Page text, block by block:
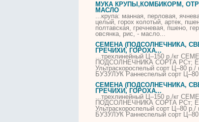
МУКА КРУПЫ,КОМБИКОРМ,
МАСЛО
...крупа: манная, перловая,
целый, горох колотый, артек,
полтавская, гречневая, пшено,
овсянка, рис, - масло...
СЕМЕНА (ПОДСОЛНЕЧНИКА,
ГРЕЧИХИ, ГОРОХА...
...трехлинейный Ц–150 р./кг
ПОДСОЛНЕЧНИКА СОРТА РСт;
Ультраскороспелый сорт Ц–80 р./
БУЗУЛУК Раннеспелый сорт
СЕМЕНА (ПОДСОЛНЕЧНИКА,
ГРЕЧИХИ, ГОРОХА...
...трехлинейный Ц–150 р./кг
ПОДСОЛНЕЧНИКА СОРТА РСт;
Ультраскороспелый сорт Ц–80 р./
БУЗУЛУК Раннеспелый сорт